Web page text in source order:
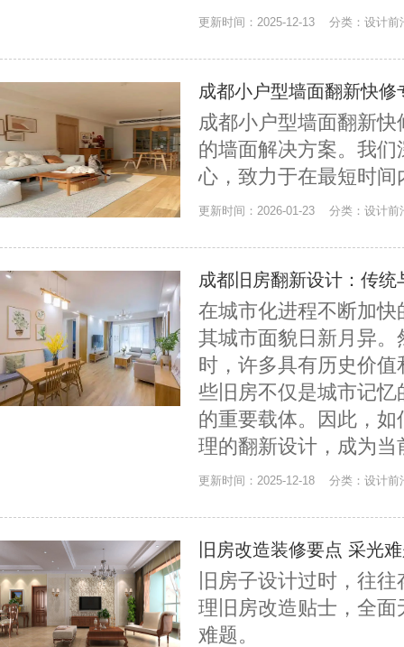
更新时间：2025-12-13 分类：设计
成都小户型墙面翻新快
成都小户型墙面翻新
的墙面解决方案。我
心，致力于在最短时
更新时间：2026-01-23 分类：设计
成都旧房翻新设计：传
在城市化进程不断加
其城市面貌日新月异
时，许多具有历史价
些旧房不仅是城市记
的重要载体。因此，
理的翻新设计，成为
更新时间：2025-12-18 分类：设计
旧房改造装修要点 采光
旧房子设计过时，往
理旧房改造贴士，全
难题。